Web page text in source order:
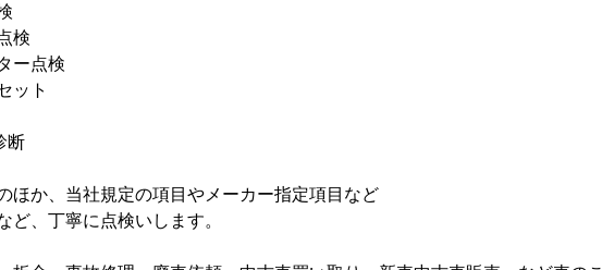
検
ー点検
ット
断
ほか、当社規定の項目やメーカー指定項目など
ど、丁寧に点検いします。